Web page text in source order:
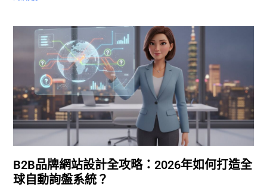
B2B品牌網站設計全攻略：2026年如何打造全
球自動詢盤系統？